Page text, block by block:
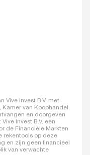
Vive Invest B.V. met
van Koophandel
en doorgeven
Invest B.V. een
de Financiële Markten
rekentools op deze
en zijn geen financieel
van verwachte